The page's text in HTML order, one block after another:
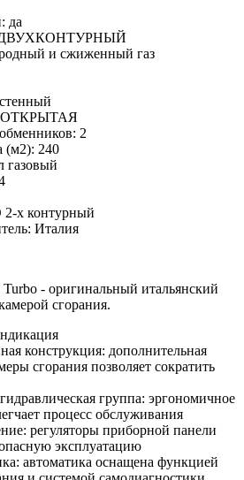
да
ДВУХКОНТУРНЫЙ
и сжиженный газ
ОТКРЫТАЯ
2
(м2): 240
газовый
х контурный
Италия
Turbo - оригинальный итальянский
сгорания.
конструкция: дополнительная
сгорания позволяет сократить
группа: эргономичное
процесс обслуживания
регуляторы приборной панели
эксплуатацию
автоматика оснащена функцией